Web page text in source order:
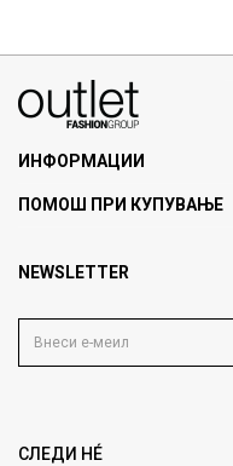
ИНФОРМАЦИИ
За нас
Продавница
Кариера
ПОМОШ ПРИ КУПУВАЊЕ
Политика на приватност
Како да купите
Замена и рефундација на
NEWSLETTER
СЛЕДИ НÉ